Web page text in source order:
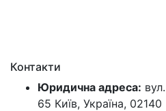
Контакти
Юридична адреса:
65 Київ, Україна, 02140